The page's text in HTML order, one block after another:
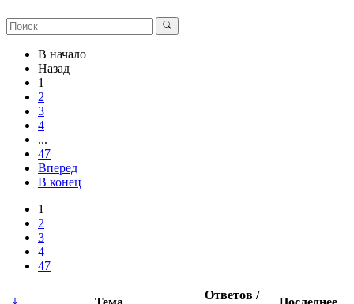
В начало
Назад
1
2
3
4
...
47
Вперед
В конец
1
2
3
4
47
Ответов /